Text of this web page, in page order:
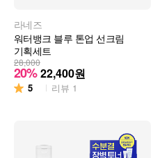
라네즈
워터뱅크 블루 톤업 선크림
기획세트
28,000
20% 22,400원
5 리뷰 1